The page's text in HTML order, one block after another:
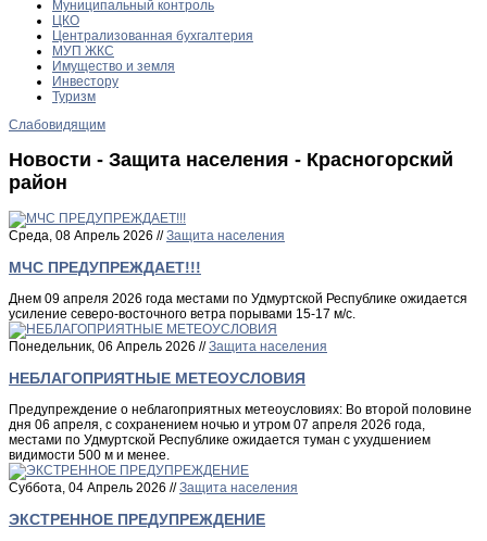
Муниципальный контроль
ЦКО
Централизованная бухгалтерия
МУП ЖКС
Имущество и земля
Инвестору
Туризм
Слабовидящим
Новости - Защита населения - Красногорский
район
Среда, 08 Апрель 2026 //Защита населения
МЧС ПРЕДУПРЕЖДАЕТ!!!
Днем 09 апреля 2026 года местами по Удмуртской Республике ожидается
усиление северо-восточного ветра порывами 15-17 м/с.
Понедельник, 06 Апрель 2026 //Защита населения
НЕБЛАГОПРИЯТНЫЕ МЕТЕОУСЛОВИЯ
Предупреждение о неблагоприятных метеоусловиях: Во второй половине
дня 06 апреля, с сохранением ночью и утром 07 апреля 2026 года,
местами по Удмуртской Республике ожидается туман с ухудшением
видимости 500 м и менее.
Суббота, 04 Апрель 2026 //Защита населения
ЭКСТРЕННОЕ ПРЕДУПРЕЖДЕНИЕ